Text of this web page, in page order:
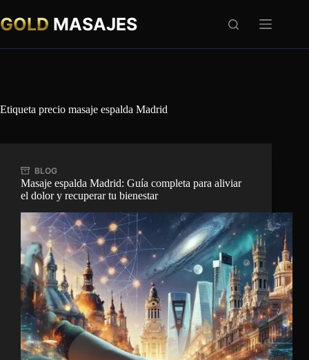
al
contenido
GOLD MASAJES
Etiqueta precio masaje espalda Madrid
BLOG
Masaje espalda Madrid: Guía completa para aliviar
el dolor y recuperar tu bienestar